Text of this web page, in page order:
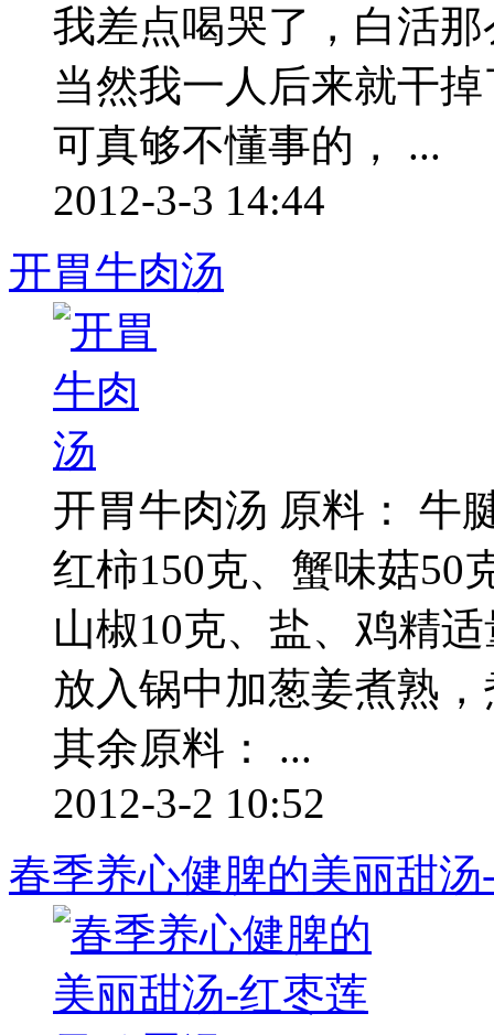
我差点喝哭了，白活
当然我一人后来就干
可真够不懂事的， ...
2012-3-3 14:44
开胃牛肉汤
开胃牛肉汤 原料： 牛
红柿150克、蟹味菇50
山椒10克、盐、鸡精
放入锅中加葱姜煮熟
其余原料： ...
2012-3-2 10:52
春季养心健脾的美丽甜